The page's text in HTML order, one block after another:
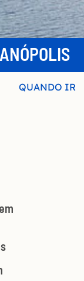
QUANDO IR